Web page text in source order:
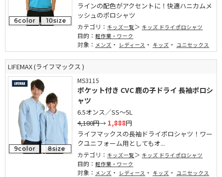
6color 10size
ラインの配色がアクセントに！快適ハニカムメ
ッシュのポロシャツ
カテゴリ： キッズ一覧 キッズ ドライポロシャツ
目的： 軽作業・ワーク
対象： メンズ ・ レディース ・ キッズ ・ ユニセックス
LIFEMAX (ライフマックス )
9color 8size
MS3115
ポケット付き CVC 鹿の子ドライ 長袖ポロシ
ャツ
6.5オンス／SS～5L
4,180円→ 1,888円
ライフマックスの長袖ドライポロシャツ！ワー
クユニフォーム用としてもオ...
カテゴリ： キッズ一覧 キッズ ドライポロシャツ
目的： 軽作業・ワーク
対象： メンズ ・ レディース ・ キッズ ・ ユニセックス